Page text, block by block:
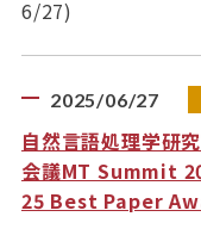
6/27)
2025/06/27
自然言語処理学研
会議MT Summit
25 Best Paper